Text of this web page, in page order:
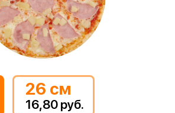
26 см
16,80 руб.